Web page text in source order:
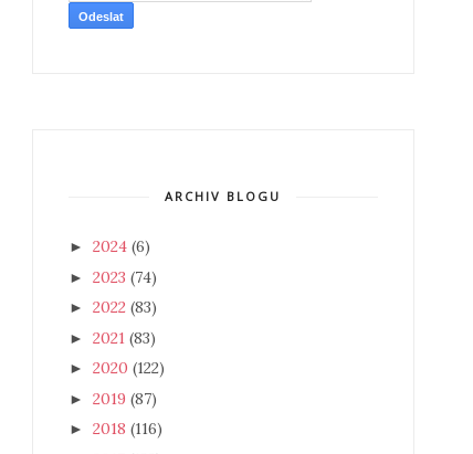
ARCHIV BLOGU
► 2024 (6)
► 2023 (74)
► 2022 (83)
► 2021 (83)
► 2020 (122)
► 2019 (87)
► 2018 (116)